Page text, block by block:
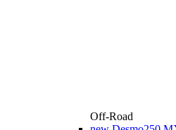
Off-Road